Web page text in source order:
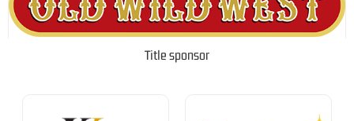
Title sponsor